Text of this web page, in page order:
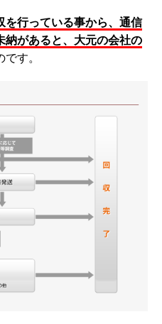
を行っている事から、通信
納があると、大元の会社の
です。